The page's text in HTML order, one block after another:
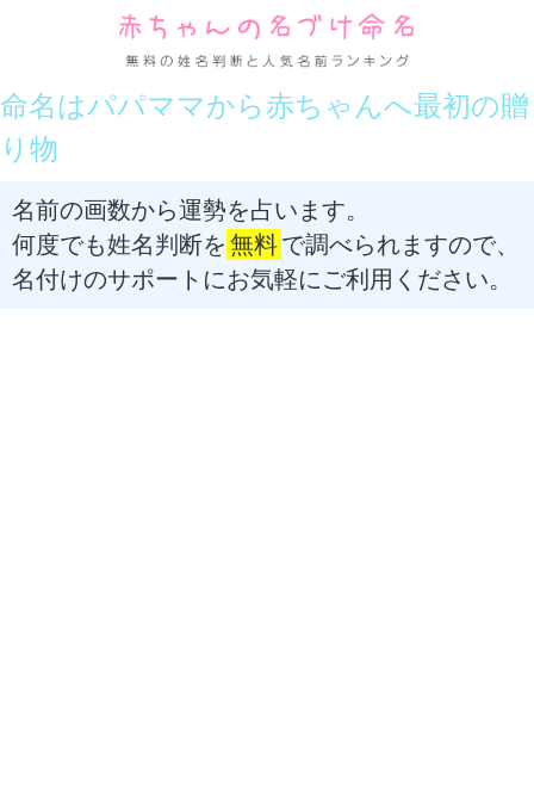
命名はパパママから赤ちゃんへ最初の贈
り物
名前の画数から運勢を占います。
何度でも姓名判断を 無料で調べられますので、
名付けのサポートにお気軽にご利用ください。